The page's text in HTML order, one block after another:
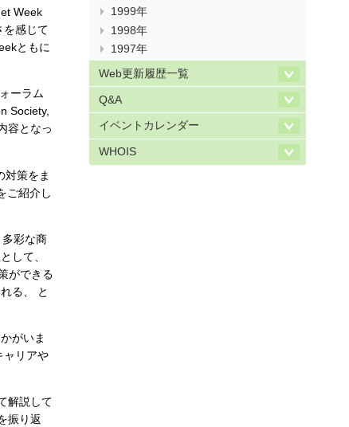
Week
を感じて
ともに
ーラム
Society,
容となっ
対策をま
ご紹介し
彩な商
して、
ができる
る、 と
がいま
ャリアや
解説して
振り返
1999年
1998年
1997年
Web更新履歴一覧
Q&A
イベントカレンダー
WHOIS